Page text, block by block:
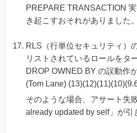
PREPARE TRANSACTION 実
き起こすおそれがありました。
RLS（行単位セキュリティ）
リストされているロールをタ
DROP OWNED BY の誤動作
(Tom Lane)
そのような場合、アサート失
already updated by self」が引